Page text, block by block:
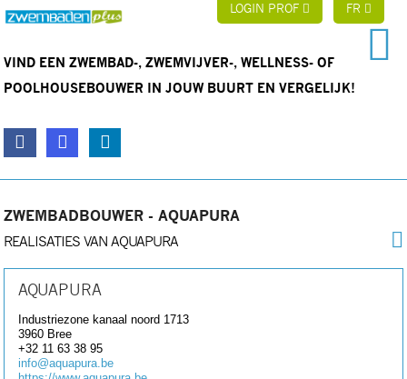
LOGIN PROF FR
VIND EEN ZWEMBAD-, ZWEMVIJVER-, WELLNESS- OF
POOLHOUSEBOUWER IN JOUW BUURT EN VERGELIJK!
ZWEMBADBOUWER - AQUAPURA
REALISATIES VAN AQUAPURA
AQUAPURA
Industriezone kanaal noord 1713
3960 Bree
+32 11 63 38 95
info@aquapura.be